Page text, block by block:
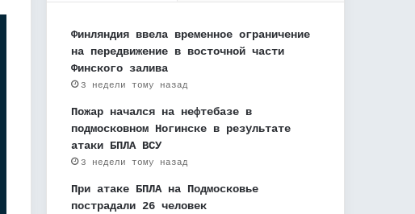
Финляндия ввела временное ограничение
на передвижение в восточной части
Финского залива
3 недели тому назад
Пожар начался на нефтебазе в
подмосковном Ногинске в результате
атаки БПЛА ВСУ
3 недели тому назад
При атаке БПЛА на Подмосковье
пострадали 26 человек